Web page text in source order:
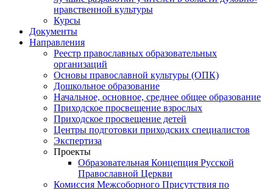
нравственной культуры
Курсы
Документы
Направления
Реестр православных образовательных
организаций
Основы православной культуры (ОПК)
Дошкольное образование
Начальное, основное, среднее общее образование
Приходское просвещение взрослых
Приходское просвещение детей
Центры подготовки приходских специалистов
Экспертиза
Проекты
Образовательная Концепция Русской
Православной Церкви
Комиссия Межсоборного Присутствия по